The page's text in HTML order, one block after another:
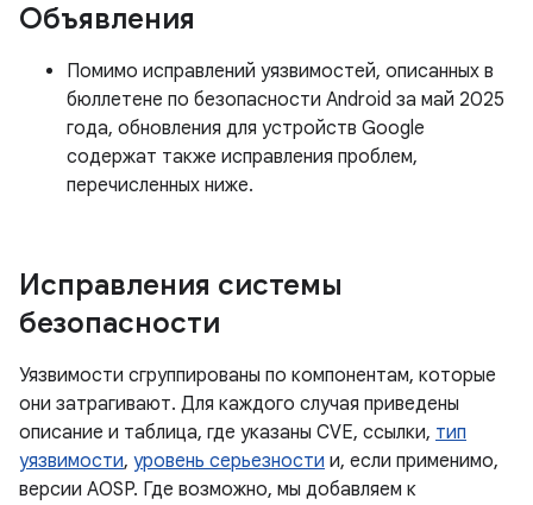
Объявления
Помимо исправлений уязвимостей, описанных в
бюллетене по безопасности Android за май 2025
года, обновления для устройств Google
содержат также исправления проблем,
перечисленных ниже.
Исправления системы
безопасности
Уязвимости сгруппированы по компонентам, которые
они затрагивают. Для каждого случая приведены
описание и таблица, где указаны CVE, ссылки, тип
уязвимости, уровень серьезности и, если применимо,
версии AOSP. Где возможно, мы добавляем к